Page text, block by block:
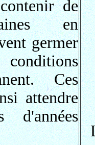
de
en
germer
Ces
attendre
d'années